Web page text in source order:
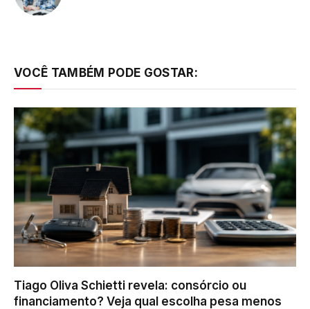
VOCÊ TAMBÉM PODE GOSTAR:
Tiago Oliva Schietti revela: consórcio ou
financiamento? Veja qual escolha pesa menos